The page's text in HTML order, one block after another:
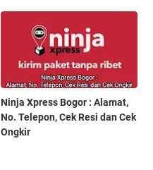
Ninja Xpress Bogor : Alamat,
No. Telepon, Cek Resi dan Cek
Ongkir